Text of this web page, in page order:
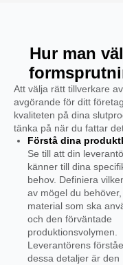
Hur man
Att välja rätt tillverkare
avgörande för ditt
kvaliteten på dina
tänka på när du fattar
Förstå dina
Se till att din
känner till dina
behov. Definiera
av mögel du
material som ska
och den förväntade
produktionsvolymen.
Leverantörens
dessa detaljer är den